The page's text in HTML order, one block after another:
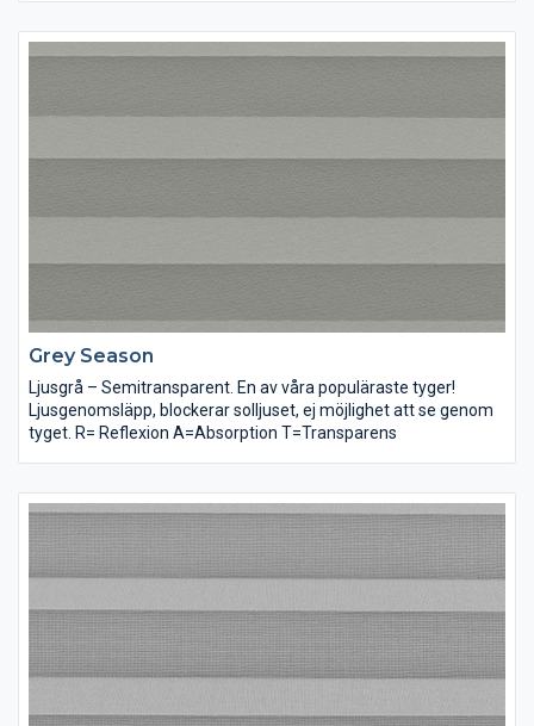
Grey Season
Ljusgrå – Semitransparent. En av våra populäraste tyger!
Ljusgenomsläpp, blockerar solljuset, ej möjlighet att se genom
tyget. R= Reflexion A=Absorption T=Transparens